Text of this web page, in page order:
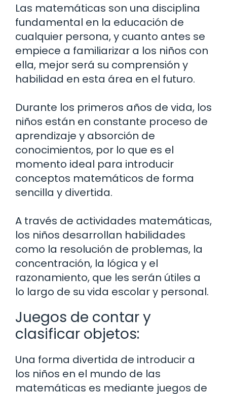
Las matemáticas son una disciplina
fundamental en la educación de
cualquier persona, y cuanto antes se
empiece a familiarizar a los niños con
ella, mejor será su comprensión y
habilidad en esta área en el futuro.
Durante los primeros años de vida, los
niños están en constante proceso de
aprendizaje y absorción de
conocimientos, por lo que es el
momento ideal para introducir
conceptos matemáticos de forma
sencilla y divertida.
A través de actividades matemáticas,
los niños desarrollan habilidades
como la resolución de problemas, la
concentración, la lógica y el
razonamiento, que les serán útiles a
lo largo de su vida escolar y personal.
Juegos de contar y
clasificar objetos:
Una forma divertida de introducir a
los niños en el mundo de las
matemáticas es mediante juegos de